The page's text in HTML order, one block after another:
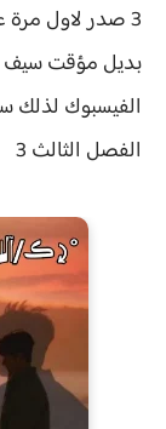
3 صدر لاول
بديل مؤقت سيف
الفيسبوك
الفصل الثالث 3